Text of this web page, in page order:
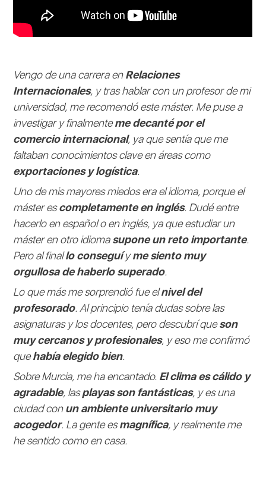
Vengo de una carrera enRelaciones
Internacionales, y tras hablar con un profesor de mi
universidad, me recomendó este máster. Me puse a
investigar y finalmenteme decanté por el
comercio internacional, ya que sentía que me
faltaban conocimientos clave en áreas como
exportaciones y logística.
Uno de mis mayores miedos era el idioma, porque el
máster escompletamente en inglés. Dudé entre
hacerlo en español o en inglés, ya que estudiar un
máster en otro idiomasupone un reto importante.
Pero al finallo conseguíyme siento muy
orgullosa de haberlo superado.
Lo que más me sorprendió fue elnivel del
profesorado. Al principio tenía dudas sobre las
asignaturas y los docentes, pero descubrí queson
muy cercanos y profesionales, y eso me confirmó
quehabía elegido bien.
Sobre Murcia, me ha encantado. El clima es cálido y
agradable, lasplayas son fantásticas, y es una
ciudad conun ambiente universitario muy
acogedor. La gente esmagnífica, y realmente me
he sentido como en casa.